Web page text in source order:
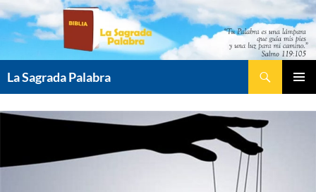
Saltar
contenido
La Sagrada Palabra